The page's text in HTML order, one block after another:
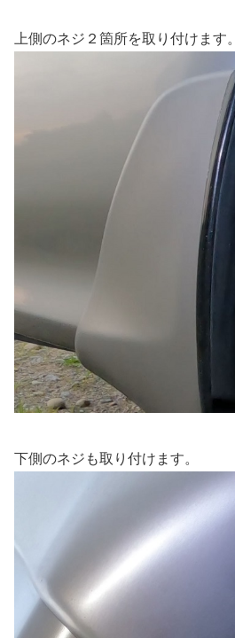
上側のネジ２箇所を取り付けます。
下側のネジも取り付けます。